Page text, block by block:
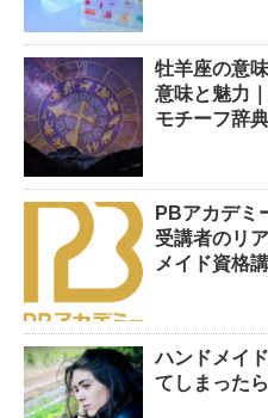
牡羊座の意
意味と魅力
モチーフ辞典
PBアカデミ
受講者のリ
メイド資格
ハンドメイ
てしまった